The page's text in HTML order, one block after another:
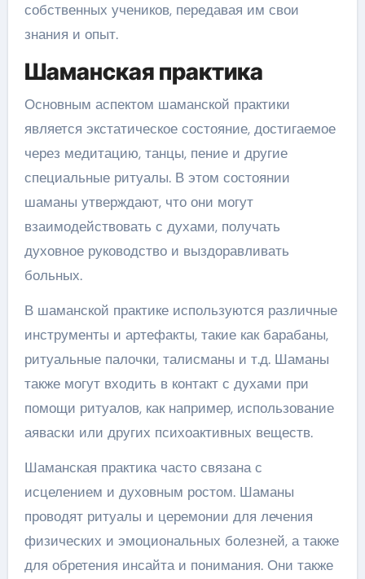
собственных учеников, передавая им свои
знания и опыт.
Шаманская практика
Основным аспектом шаманской практики
является экстатическое состояние, достигаемое
через медитацию, танцы, пение и другие
специальные ритуалы. В этом состоянии
шаманы утверждают, что они могут
взаимодействовать с духами, получать
духовное руководство и выздоравливать
больных.
В шаманской практике используются различные
инструменты и артефакты, такие как барабаны,
ритуальные палочки, талисманы и т.д. Шаманы
также могут входить в контакт с духами при
помощи ритуалов, как например, использование
аяваски или других психоактивных веществ.
Шаманская практика часто связана с
исцелением и духовным ростом. Шаманы
проводят ритуалы и церемонии для лечения
физических и эмоциональных болезней, а также
для обретения инсайта и понимания. Они также